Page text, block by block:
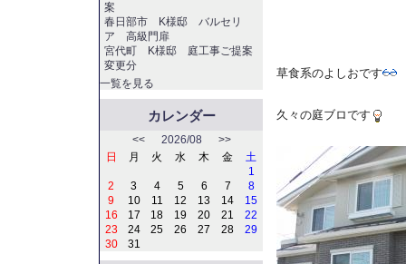
草食系のよしおです
久々の庭ブロです
案
春日部市 K様邸 バルセリ
ア 高級門扉
宮代町 K様邸 庭工事ご提案
変更分
一覧を見る
カレンダー
<<2026/08 >>
日
月 火 水 木 金
土
1
2
3 4 5 6 7
8
9
10 11 12 13 14
15
16
17 18 19 20 21
22
23
24 25 26 27 28
29
30
31